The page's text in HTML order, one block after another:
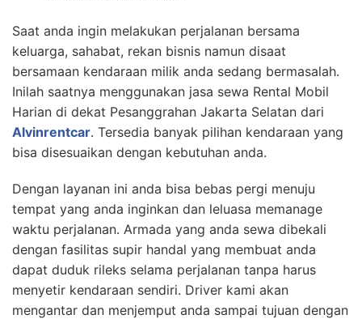
Saat anda ingin melakukan perjalanan bersama
keluarga, sahabat, rekan bisnis namun disaat
bersamaan kendaraan milik anda sedang bermasalah.
Inilah saatnya menggunakan jasa sewa Rental Mobil
Harian di dekat Pesanggrahan Jakarta Selatan dari
Alvinrentcar. Tersedia banyak pilihan kendaraan yang
bisa disesuaikan dengan kebutuhan anda.
Dengan layanan ini anda bisa bebas pergi menuju
tempat yang anda inginkan dan leluasa memanage
waktu perjalanan. Armada yang anda sewa dibekali
dengan fasilitas supir handal yang membuat anda
dapat duduk rileks selama perjalanan tanpa harus
menyetir kendaraan sendiri. Driver kami akan
mengantar dan menjemput anda sampai tujuan dengan